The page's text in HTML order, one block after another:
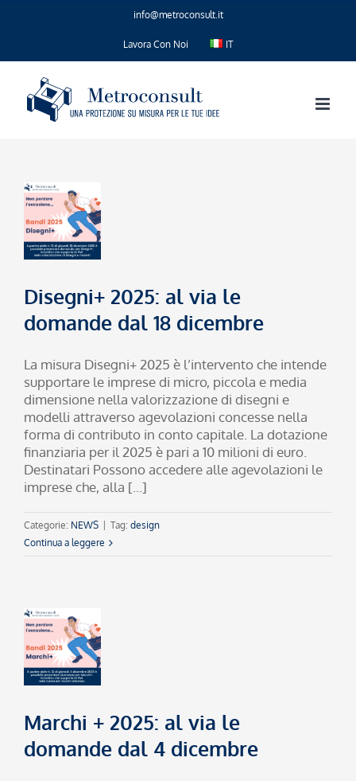
info@metroconsult.it
Lavora Con Noi IT
Disegni+ 2025: al via le
domande dal 18 dicembre
La misura Disegni+ 2025 è l’intervento che intende
supportare le imprese di micro, piccola e media
dimensione nella valorizzazione di disegni e
modelli attraverso agevolazioni concesse nella
forma di contributo in conto capitale. La dotazione
finanziaria per il 2025 è pari a 10 milioni di euro.
Destinatari Possono accedere alle agevolazioni le
imprese che, alla [...]
Categorie: NEWS Tag: design
Continua a leggere
Marchi + 2025: al via le
domande dal 4 dicembre